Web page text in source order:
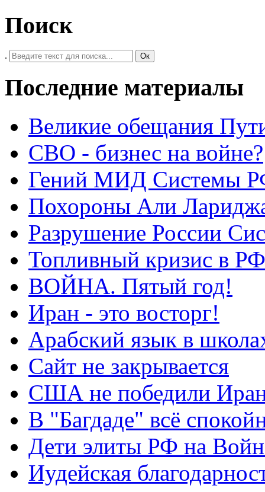
Поиск
. Ок
Последние материалы
Великие обещания
СВО - бизнес на войне?
Гений МИД Системы
Похороны Али
Разрушение России
Топливный кризис в РФ
ВОЙНА. Пятый год!
Иран - это восторг!
Арабский язык в
Сайт не закрывается
США не победили
В "Багдаде" всё
Дети элиты РФ на
Иудейская